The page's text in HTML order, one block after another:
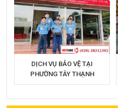
DỊCH VỤ BẢO VỆ TẠI
PHƯỜNG TÂY THẠNH